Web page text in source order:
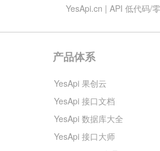
YesApi.cn | API 低代码/
产品体系
YesApi 果创云
YesApi 接口文档
YesApi 数据库大全
YesApi 接口大师